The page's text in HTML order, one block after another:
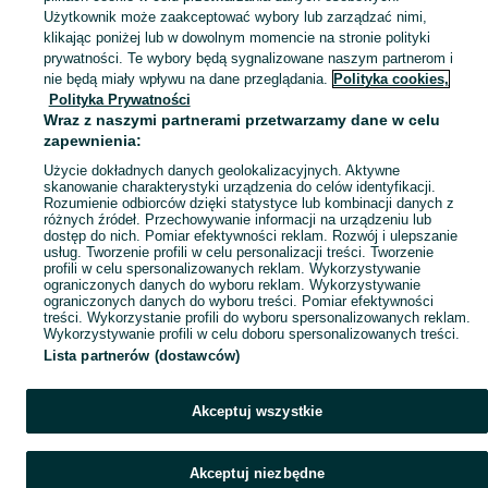
Skorzystaj z największego serwisu ogłoszeniowego - Pisary i okolice! Kupuj to, czego pragniesz i sprzedawaj to, czego już nie potrzebujesz! Zobacz
Mapa kategorii
Mapa miejscowości
Mapa ministron
Popularne wyszukiwania
Użytkownik może zaakceptować wybory lub zarządzać nimi,
klikając poniżej lub w dowolnym momencie na stronie polityki
prywatności. Te wybory będą sygnalizowane naszym partnerom i
nie będą miały wpływu na dane przeglądania. Polityka cookies,
Polityka Prywatności
Wraz z naszymi partnerami przetwarzamy dane w celu
zapewnienia:
Użycie dokładnych danych geolokalizacyjnych. Aktywne
skanowanie charakterystyki urządzenia do celów identyfikacji.
Rozumienie odbiorców dzięki statystyce lub kombinacji danych z
różnych źródeł. Przechowywanie informacji na urządzeniu lub
dostęp do nich. Pomiar efektywności reklam. Rozwój i ulepszanie
usług. Tworzenie profili w celu personalizacji treści. Tworzenie
profili w celu spersonalizowanych reklam. Wykorzystywanie
ograniczonych danych do wyboru reklam. Wykorzystywanie
ograniczonych danych do wyboru treści. Pomiar efektywności
treści. Wykorzystanie profili do wyboru spersonalizowanych reklam.
Wykorzystywanie profili w celu doboru spersonalizowanych treści.
Lista partnerów (dostawców)
Akceptuj wszystkie
Akceptuj niezbędne